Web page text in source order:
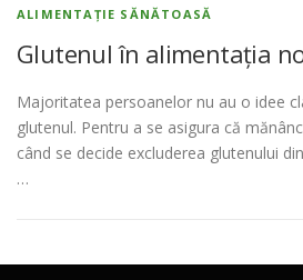
ALIMENTAȚIE SĂNĂTOASĂ
Glutenul în alimentația
Majoritatea persoanelor nu au o idee
glutenul. Pentru a se asigura că
când se decide excluderea glutenului
…